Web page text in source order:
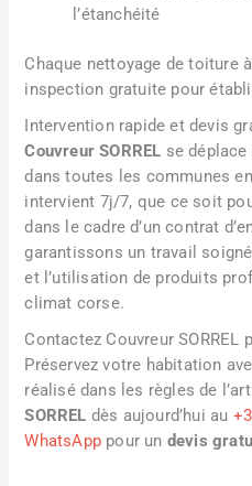
l’étanchéité
Chaque nettoyage de toiture
inspection gratuite pour
Intervention rapide et devis
Couvreur SORREL se
dans toutes les communes
intervient 7j/7, que ce soit
dans le cadre d’un contrat
garantissons un travail
et l’utilisation de produits
climat corse.
Contactez Couvreur
Préservez votre habitation
réalisé dans les règles de
SORREL dès aujourd’hui au
WhatsApp pour un devis